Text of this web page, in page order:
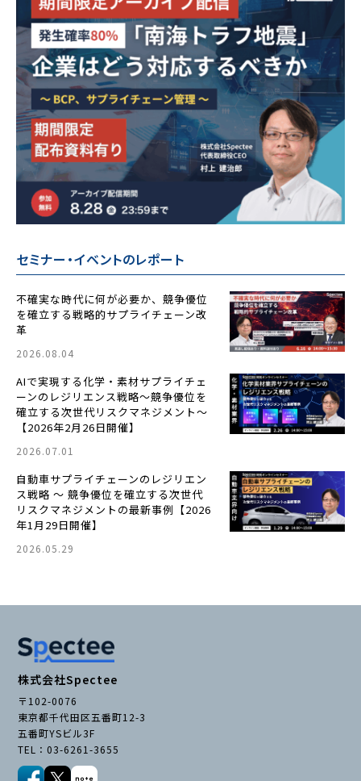
セミナー・イベントのレポート
不確実な時代に何が必要か、競争優位
を確立する戦略的サプライチェーン改
革
2026.08.04
AIで実現する化学・素材サプライチェ
ーンのレジリエンス戦略〜競争優位を
確立する次世代リスクマネジメント〜
【2026年2月26日開催】
2026.07.01
自動車サプライチェーンのレジリエン
ス戦略 ～ 競争優位を確立する次世代
リスクマネジメントの最新事例【2026
年1月29日開催】
2026.05.29
株式会社Spectee
〒102-0076
東京都千代田区五番町12-3
五番町YSビル3F
TEL：03-6261-3655